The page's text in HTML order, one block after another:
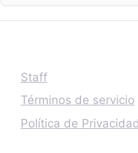
Staff
Términos de servicio
Política de